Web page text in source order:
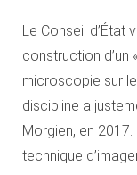
Le Conseil d’État
construction d’un
microscopie sur
discipline a
Morgien, en
technique